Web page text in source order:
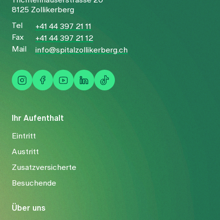
Ihr Aufenthalt
Eintritt
Austritt
Zusatzversicherte
Besuchende
Über uns
8125 Zollikerberg
Tel
+41 44 397 21 11
Fax
+41 44 397 21 12
Mail
info@spitalzollikerberg.ch